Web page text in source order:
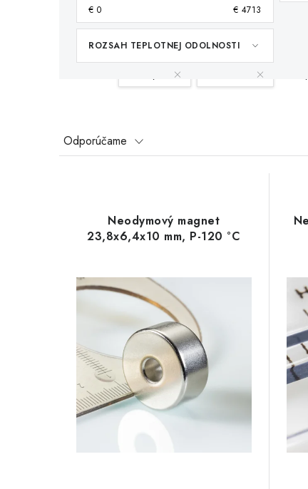
€ 0 € 4713
ROZSAH TEPLOTNEJ ODOLNOSTI
R
Odporúčame
Neodymový magnet
23,8x6,4x10 mm, P-120 °C